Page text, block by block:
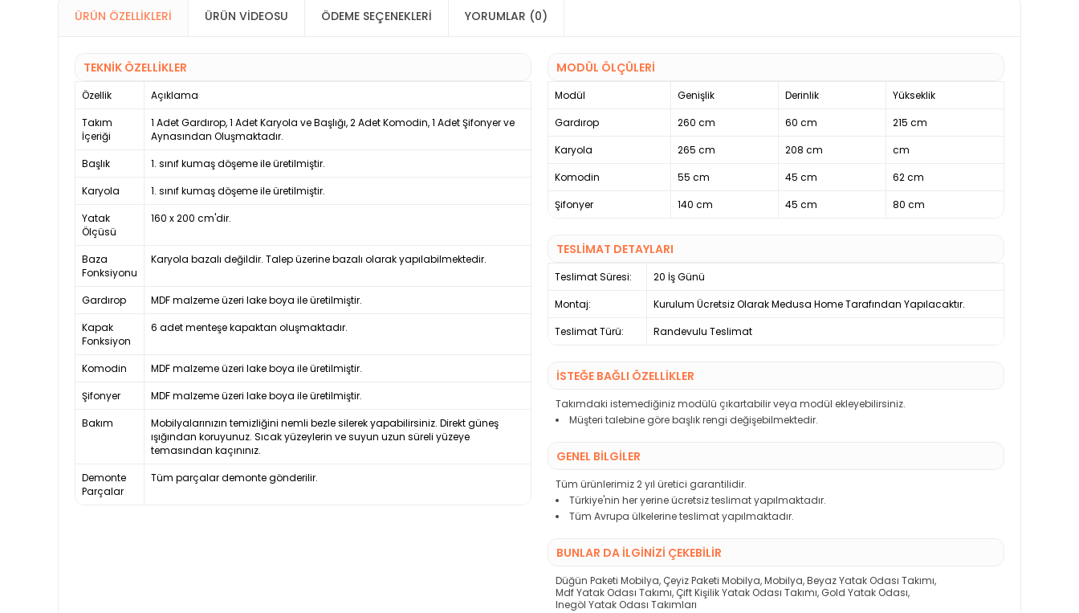
ÜRÜN ÖZELLIKLERI ÜRÜN VIDEOSU ÖDEME SEÇENEKLERI YORUMLAR (0)
TEKNİK ÖZELLİKLER
Özellik
Açıklama
Takım
İçeriği
1 Adet Gardırop, 1 Adet Karyola ve Başlığı, 2 Adet Komodin, 1 Adet Şifonyer ve
Aynasından Oluşmaktadır.
Başlık
1. sınıf kumaş döşeme ile üretilmiştir.
Karyola
1. sınıf kumaş döşeme ile üretilmiştir.
Yatak
Ölçüsü
160 x 200 cm'dir.
Baza
Fonksiyonu
Karyola bazalı değildir. Talep üzerine bazalı olarak yapılabilmektedir.
Gardırop
MDF malzeme üzeri lake boya ile üretilmiştir.
Kapak
Fonksiyon
6 adet menteşe kapaktan oluşmaktadır.
Komodin
MDF malzeme üzeri lake boya ile üretilmiştir.
Şifonyer
MDF malzeme üzeri lake boya ile üretilmiştir.
Bakım
Mobilyalarınızın temizliğini nemli bezle silerek yapabilirsiniz. Direkt güneş
ışığından koruyunuz. Sıcak yüzeylerin ve suyun uzun süreli yüzeye
temasından kaçınınız.
Demonte
Parçalar
Tüm parçalar demonte gönderilir.
MODÜL ÖLÇÜLERİ
Modül Genişlik Derinlik
Yükseklik
Gardırop
260 cm 60 cm
215 cm
Karyola
265 cm 208 cm
cm
Komodin
55 cm 45 cm
62 cm
Şifonyer
140 cm 45 cm 80 cm
TESLİMAT DETAYLARI
Teslimat Süresi:
20 İş Günü
Montaj:
Kurulum Ücretsiz Olarak Medusa Home Tarafından Yapılacaktır.
Teslimat Türü:
Randevulu Teslimat
İSTEĞE BAĞLI ÖZELLİKLER
Takımdaki istemediğiniz modülü çıkartabilir veya modül ekleyebilirsiniz.
Müşteri talebine göre başlık rengi değişebilmektedir.
GENEL BİLGİLER
Tüm ürünlerimiz 2 yıl üretici garantilidir.
Türkiye'nin her yerine ücretsiz teslimat yapılmaktadır.
Tüm Avrupa ülkelerine teslimat yapılmaktadır.
BUNLAR DA İLGINIZI ÇEKEBILIR
Düğün Paketi Mobilya, Çeyiz Paketi Mobilya,Mobilya,Beyaz Yatak Odası Takımı,
Mdf Yatak Odası Takımı, Çift Kişilik Yatak Odası Takımı, Gold Yatak Odası,
Inegöl Yatak Odası Takımları